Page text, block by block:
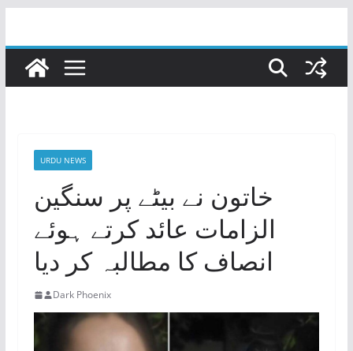
content
URDU NEWS
خاتون نے بیٹے پر سنگین
الزامات عائد کرتے ہوئے
انصاف کا مطالبہ کر دیا
Dark Phoenix